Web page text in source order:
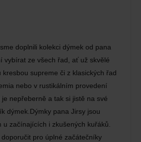
doplnili kolekci dýmek od pana
vybírat ze všech řad, ať už skvělé
kresbou supreme či z klasických řad
nebo v rustikálním provedení
nepřeberně a tak si jistě na své
dýmek.Dýmky pana Jirsy jsou
začínajících i zkušených kuřáků.
pro úplné začátečníky